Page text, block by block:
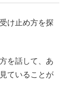
け止め方を探
を話して、あ
ていることが